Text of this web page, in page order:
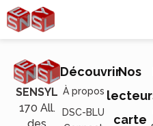
SENSYL
170 All.
Découvrir
À propos
DSC-BLU
Nos
carte